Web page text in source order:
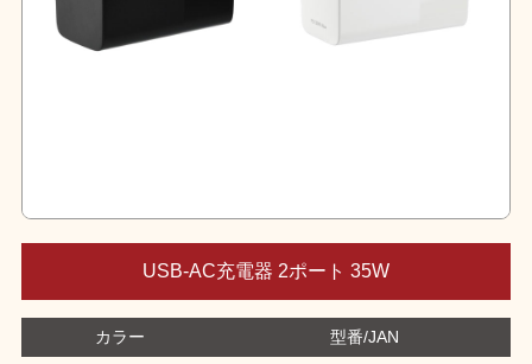
USB-AC充電器 2ポート 35W
カラー 型番/JAN